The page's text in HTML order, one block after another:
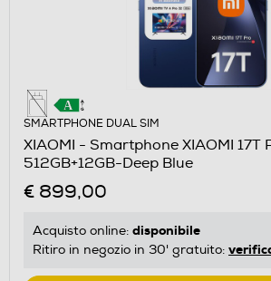
SMARTPHONE DUAL SIM
XIAOMI - Smartphone XIAOMI 17T
512GB+12GB-Deep Blue
€ 899,00
Acquisto online: disponibile
Ritiro in negozio in 30' gratuito: